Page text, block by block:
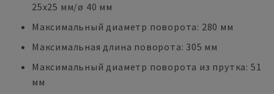
25x25 мм/ø 40 мм
Максимальный диаметр поворота: 280 мм
Максимальная длина поворота: 305 мм
Максимальный диаметр поворота из прутка: 51
мм